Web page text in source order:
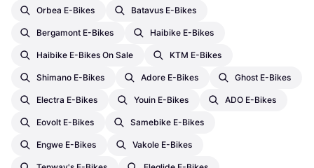
Orbea E-Bikes Batavus E-Bikes
Bergamont E-Bikes Haibike E-Bikes
Haibike E-Bikes On Sale KTM E-Bikes
Shimano E-Bikes Adore E-Bikes Ghost E-Bikes
Electra E-Bikes Youin E-Bikes ADO E-Bikes
Eovolt E-Bikes Samebike E-Bikes
Engwe E-Bikes Vakole E-Bikes